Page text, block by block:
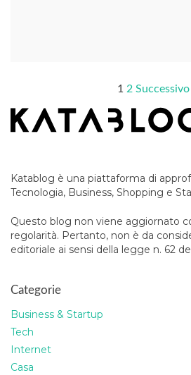
1 2 Successivo
Katablog è una piattaforma di
Tecnologia, Business, Shopping e
Questo blog non viene aggiornato
regolarità. Pertanto, non è da
editoriale ai sensi della legge n. 62
Categorie
Business & Startup
Tech
Internet
Casa